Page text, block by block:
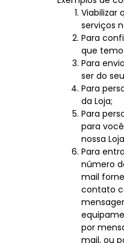
Viabilizar
serviços
Para
que
Para
ser do
Para
da Loja;
Para
para
nossa
Para
número
mail
contato
por
mail, ou